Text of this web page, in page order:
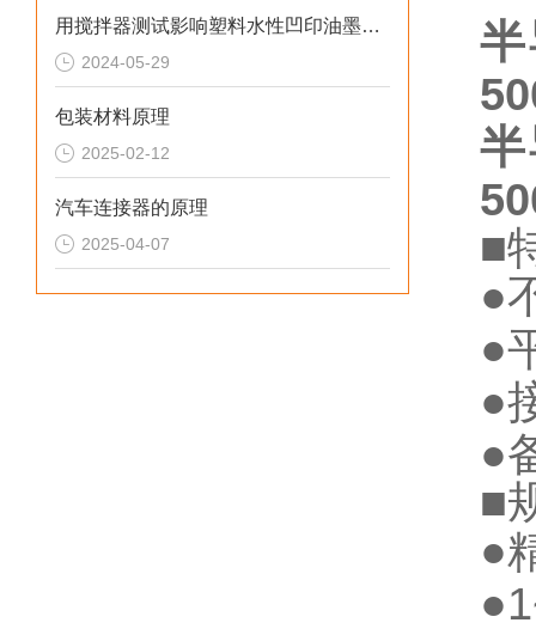
用搅拌器测试影响塑料水性凹印油墨干燥性的因素
2024-05-29
包装材料原理
2025-02-12
汽车连接器的原理
2025-04-07
■
●
●
●
●
■
●